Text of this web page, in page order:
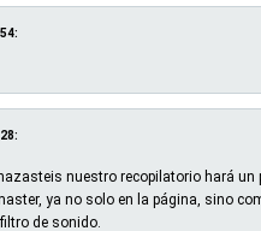
nuestro recopilatorio hará
ya no solo en la página, sino
de sonido.